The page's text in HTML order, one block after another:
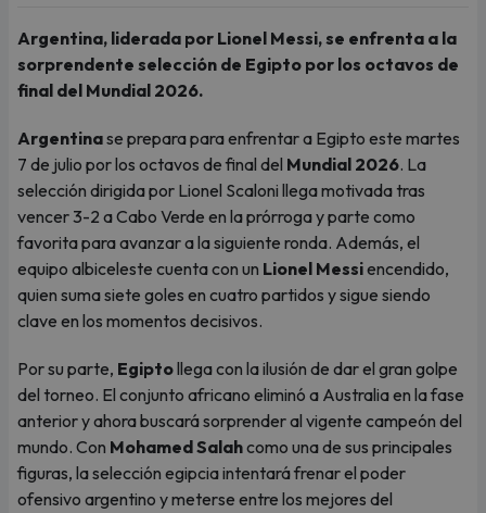
Argentina, liderada por Lionel Messi, se enfrenta a la
sorprendente selección de Egipto por los octavos de
final del Mundial 2026.
Argentinase prepara para enfrentar a Egipto este martes
7 de julio por los octavos de final del Mundial 2026. La
selección dirigida por Lionel Scaloni llega motivada tras
vencer 3-2 a Cabo Verde en la prórroga y parte como
favorita para avanzar a la siguiente ronda. Además, el
equipo albiceleste cuenta con un Lionel Messiencendido,
quien suma siete goles en cuatro partidos y sigue siendo
clave en los momentos decisivos.
Por su parte, Egiptollega con la ilusión de dar el gran golpe
del torneo. El conjunto africano eliminó a Australia en la fase
anterior y ahora buscará sorprender al vigente campeón del
mundo. Con Mohamed Salahcomo una de sus principales
figuras, la selección egipcia intentará frenar el poder
ofensivo argentino y meterse entre los mejores del